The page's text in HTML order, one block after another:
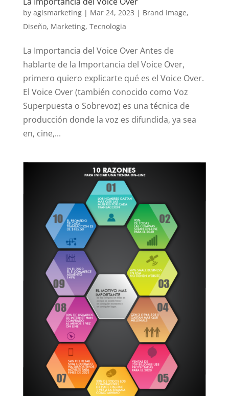
by agismarketing| Mar 24, 2023 | Brand Image,
Diseño, Marketing, Tecnologia
La Importancia del Voice Over Antes de
hablarte de la Importancia del Voice Over,
primero quiero explicarte qué es el Voice Over.
El Voice Over (también conocido como Voz
Superpuesta o Sobrevoz) es una técnica de
producción donde la voz es difundida, ya sea
en, cine,...